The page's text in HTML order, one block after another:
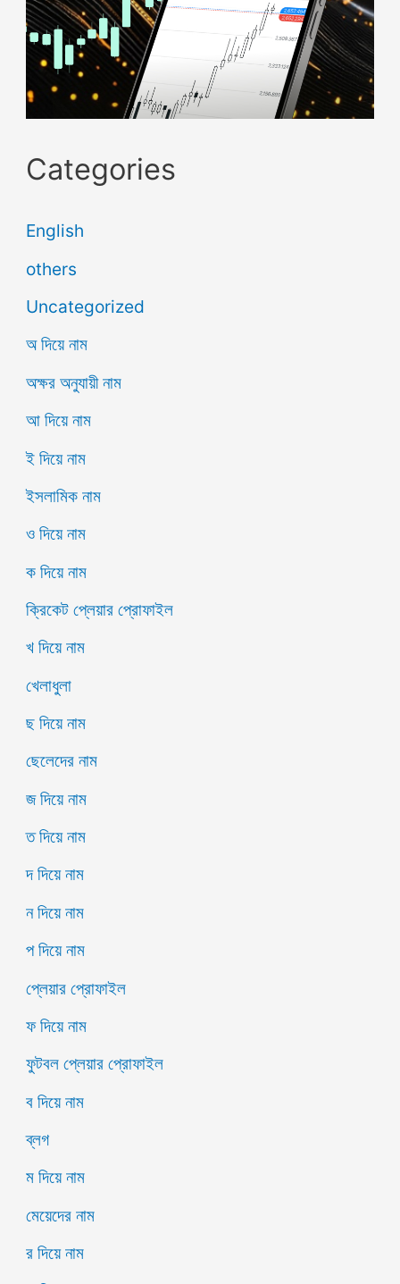
Categories
English
others
Uncategorized
অ দিয়ে নাম
অক্ষর অনুযায়ী নাম
আ দিয়ে নাম
ই দিয়ে নাম
ইসলামিক নাম
ও দিয়ে নাম
ক দিয়ে নাম
ক্রিকেট প্লেয়ার প্রোফাইল
খ দিয়ে নাম
খেলাধুলা
ছ দিয়ে নাম
ছেলেদের নাম
জ দিয়ে নাম
ত দিয়ে নাম
দ দিয়ে নাম
ন দিয়ে নাম
প দিয়ে নাম
প্লেয়ার প্রোফাইল
ফ দিয়ে নাম
ফুটবল প্লেয়ার প্রোফাইল
ব দিয়ে নাম
ব্লগ
ম দিয়ে নাম
মেয়েদের নাম
র দিয়ে নাম